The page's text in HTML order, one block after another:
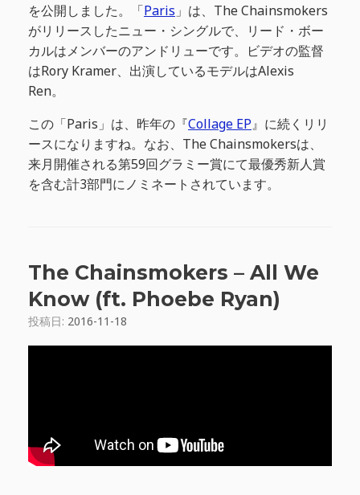
を公開しました。「Paris 」は、The Chainsmokers
がリリースしたニュー・シングルで、リード・ボー
カルはメンバーのアンドリューです。ビデオの監督
はRory Kramer、出演しているモデルはAlexis
Ren。
この「Paris」は、昨年の『Collage EP』に続くリリ
ースになりますね。なお、The Chainsmokersは、
来月開催される第59回グラミー賞にて最優秀新人賞
を含む計3部門にノミネートされています。
The Chainsmokers – All We
Know (ft. Phoebe Ryan)
投稿日: 2016-11-18